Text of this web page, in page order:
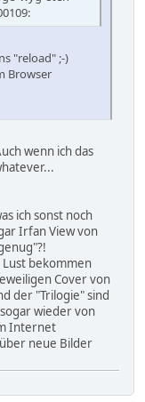
"reload" ;-)
Browser
wenn ich das
ich sonst noch
Irfan View von
bekommen
Cover von
der "Trilogie" sind
wieder von
Internet
neue Bilder